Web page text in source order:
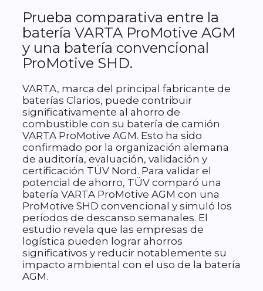
Prueba comparativa entre la
batería VARTA ProMotive AGM
y una batería convencional
ProMotive SHD.
VARTA, marca del principal fabricante de
baterías Clarios, puede contribuir
significativamente al ahorro de
combustible con su batería de camión
VARTA ProMotive AGM. Esto ha sido
confirmado por la organización alemana
de auditoría, evaluación, validación y
certificación TÜV Nord. Para validar el
potencial de ahorro, TÜV comparó una
batería VARTA ProMotive AGM con una
ProMotive SHD convencional y simuló los
períodos de descanso semanales. El
estudio revela que las empresas de
logística pueden lograr ahorros
significativos y reducir notablemente su
impacto ambiental con el uso de la batería
AGM.